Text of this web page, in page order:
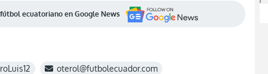
ecuatoriano en Google News
oterol@futbolecuador.com